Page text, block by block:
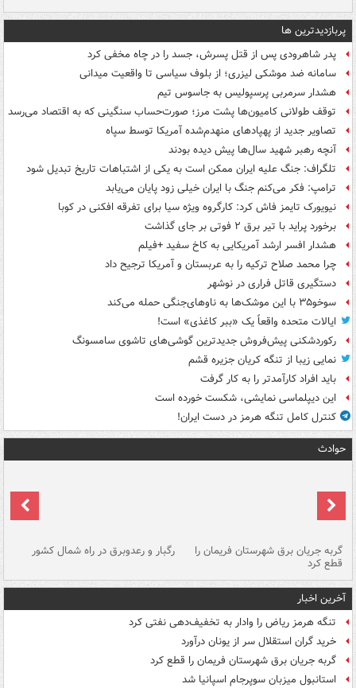
پربازدیدترین ها
پدر شاهرودی پس از قتل پسرش، جسد را در چاه مخفی کرد
سامانه ضد موشکی لیزری؛ از بلوف سیاسی تا واقعیت میدانی
هشدار سرمربی پرسپولیس به جاسوس تیم
توقف طولانی کامیون‌ها پشت مرز؛ صورت‌حساب سنگینی که به اقتصاد می‌رسد
تصاویر جدید از پهپادهای منهدم‌شده آمریکا توسط سپاه
آنچه رهبر شهید سال‌ها پیش دیده بودند
تلگراف: جنگ علیه ایران ممکن است به یکی از اشتباهات تاریخ تبدیل شود
ترامپ: فکر می‌کنم جنگ با ایران خیلی زود پایان می‌یابد
نیویورک تایمز فاش کرد: کارگروه ویژه سیا برای تفرقه افکنی در کوبا
برخورد پراید با تیر برق ۲ فوتی بر جای گذاشت
هشدار افسر ارشد آمریکایی به کاخ سفید +فیلم
چرا محمد صلاح ترکیه را به عربستان و آمریکا ترجیح داد
دستگیری قاتل فراری در نوشهر
سوخو۳۵ با این موشک‌ها به ناوهای‌جنگی حمله می‌کند
ایالات متحده واقعاً یک «ببر کاغذی» است!
رکوردشکنی پیش‌فروش جدیدترین گوشی‌های تاشوی سامسونگ
نمایی زیبا از تنگه کریان جزیره قشم
باید افراد کارآمدتر را به کار گرفت
این دیپلماسی نمایشی، شکست خورده است
کنترل کامل تنگه هرمز در دست ایران!
حوادث
گربه جریان برق شهرستان فریمان را
قطع کرد
رگبار و رعدوبرق در راه شمال کشور
آخرین اخبار
تنگه هرمز ریاض را وادار به تخفیف‌دهی نفتی کرد
خرید گران استقلال سر از یونان درآورد
گربه جریان برق شهرستان فریمان را قطع کرد
استانبول میزبان سوپرجام اسپانیا شد